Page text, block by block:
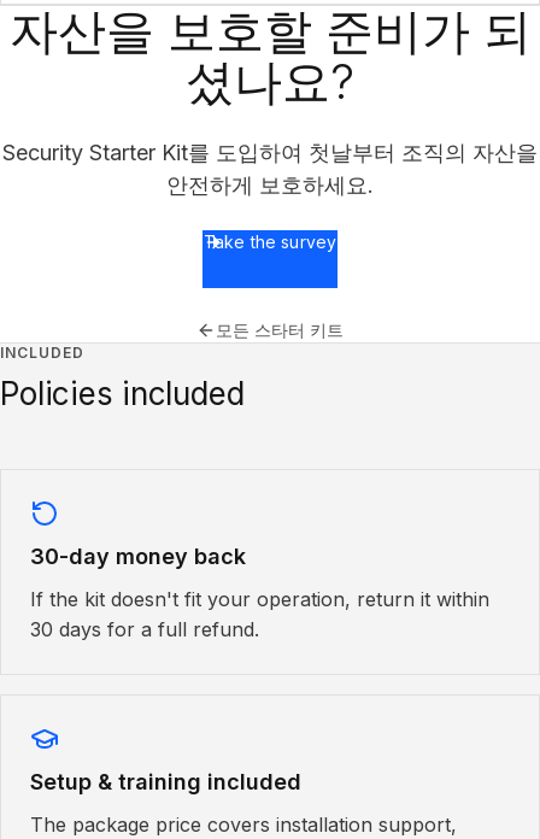
자산을 보호할 준비가 되
셨나요?
Security Starter Kit를 도입하여 첫날부터 조직의 자산을
안전하게 보호하세요.
Take the survey
모든 스타터 키트
INCLUDED
Policies included
30-day money back
If the kit doesn't fit your operation, return it within
30 days for a full refund.
Setup & training included
The package price covers installation support,